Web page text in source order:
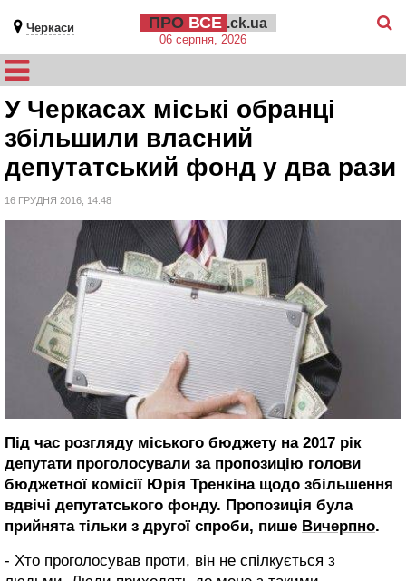
Черкаси ПРО ВСЕ .ck.ua
06 серпня, 2026
У Черкасах міські обранці
збільшили власний
депутатський фонд у два рази
16 ГРУДНЯ 2016, 14:48
Під час розгляду міського бюджету на 2017 рік
депутати проголосували за пропозицію голови
бюджетної комісії Юрія Тренкіна щодо збільшення
вдвічі депутатського фонду. Пропозиція була
прийнята тільки з другої спроби, пише Вичерпно.
- Хто проголосував проти, він не спілкується з